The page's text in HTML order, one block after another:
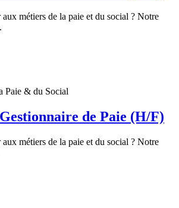
métiers de la paie et du social ? Notre
Paie & du Social
de Paie (H/F)
métiers de la paie et du social ? Notre